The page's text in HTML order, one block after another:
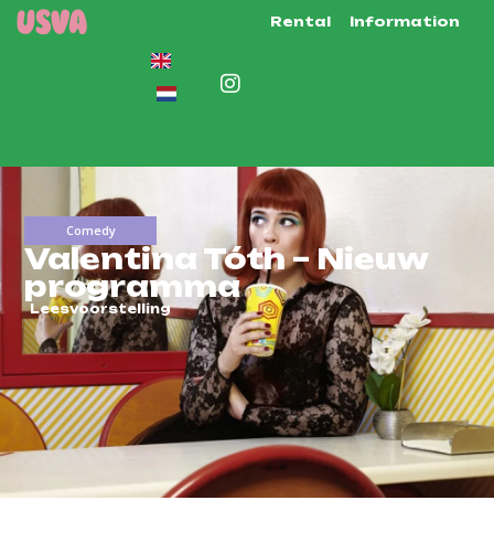
Rental Information
Comedy
Valentina Tóth – Nieuw
programma
Leesvoorstelling